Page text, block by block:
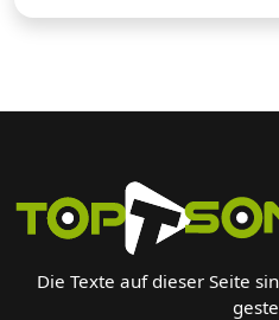
Die Texte auf dieser Seite